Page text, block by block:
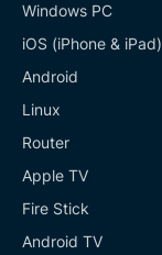
Windows PC
iOS (iPhone & iPad)
Android
Linux
Router
Apple TV
Fire Stick
Android TV